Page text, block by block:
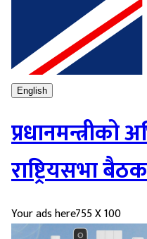
English
प्रधानमन्त्रीको
राष्ट्रियसभा
Your ads here755 X 100